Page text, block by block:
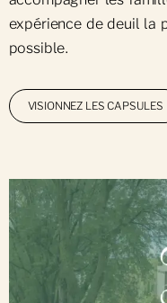
Messes funéraires
Demandes d'entretien
expérience de deuil la
possible.
VISIONNEZ LES CAPSULES